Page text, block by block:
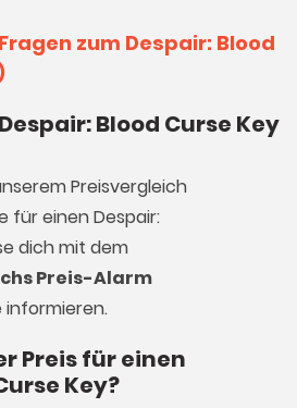
zum Despair: Blood
Blood Curse Key
Preisvergleich
für einen Despair:
dich mit dem
Preis-Alarm
Preis für einen
Key?